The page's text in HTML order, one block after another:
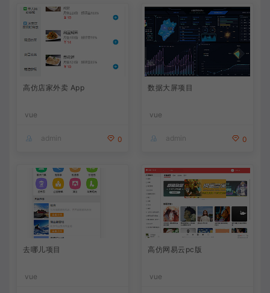
高仿店家外卖 App
vue
admin 0
数据大屏项目
vue
admin 0
去哪儿项目
vue
高仿网易云pc版
vue